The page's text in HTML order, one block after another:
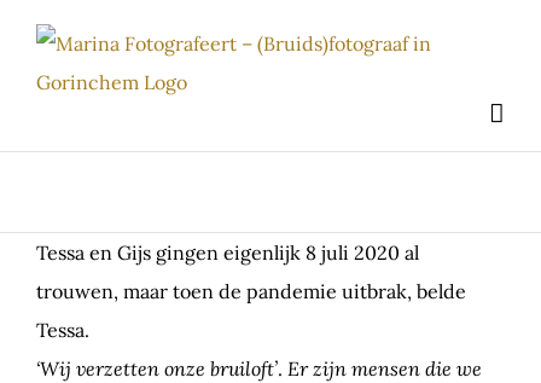
inhoud
Tessa en Gijs gingen eigenlijk 8 juli 2020 al
trouwen, maar toen de pandemie uitbrak, belde
Tessa.
‘Wij verzetten onze bruiloft’. Er zijn mensen die we